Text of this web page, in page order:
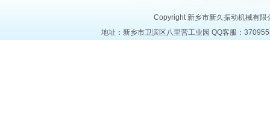
Copyright 新乡市新久振动机械有
地址：新乡市卫滨区八里营工业园 QQ客服：